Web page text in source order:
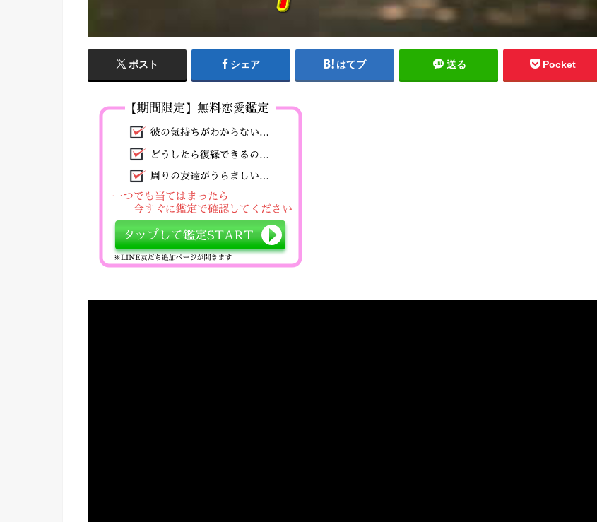
ポスト シェア はてブ 送る Pocket